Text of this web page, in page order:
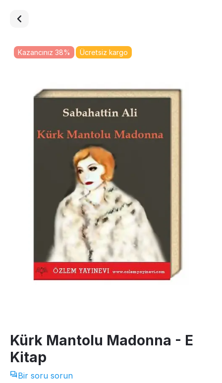
Ücretsiz kargo
Kazancınız 38%
Kürk Mantolu Madonna - E
Kitap
Bir soru sorun